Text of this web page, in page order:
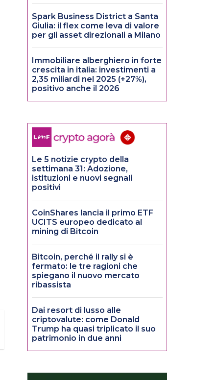
Spark Business District a Santa
Giulia: il flex come leva di valore
per gli asset direzionali a Milano
Immobiliare alberghiero in forte
crescita in italia: investimenti a
2,35 miliardi nel 2025 (+27%),
positivo anche il 2026
Le 5 notizie crypto della
settimana 31: Adozione,
istituzioni e nuovi segnali
positivi
CoinShares lancia il primo ETF
UCITS europeo dedicato al
mining di Bitcoin
Bitcoin, perché il rally si è
fermato: le tre ragioni che
spiegano il nuovo mercato
ribassista
Dai resort di lusso alle
criptovalute: come Donald
Trump ha quasi triplicato il suo
patrimonio in due anni